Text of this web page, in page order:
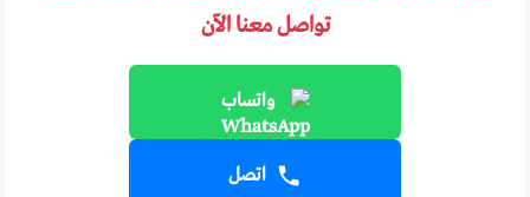
تواصل معنا الآن
واتساب
اتصل